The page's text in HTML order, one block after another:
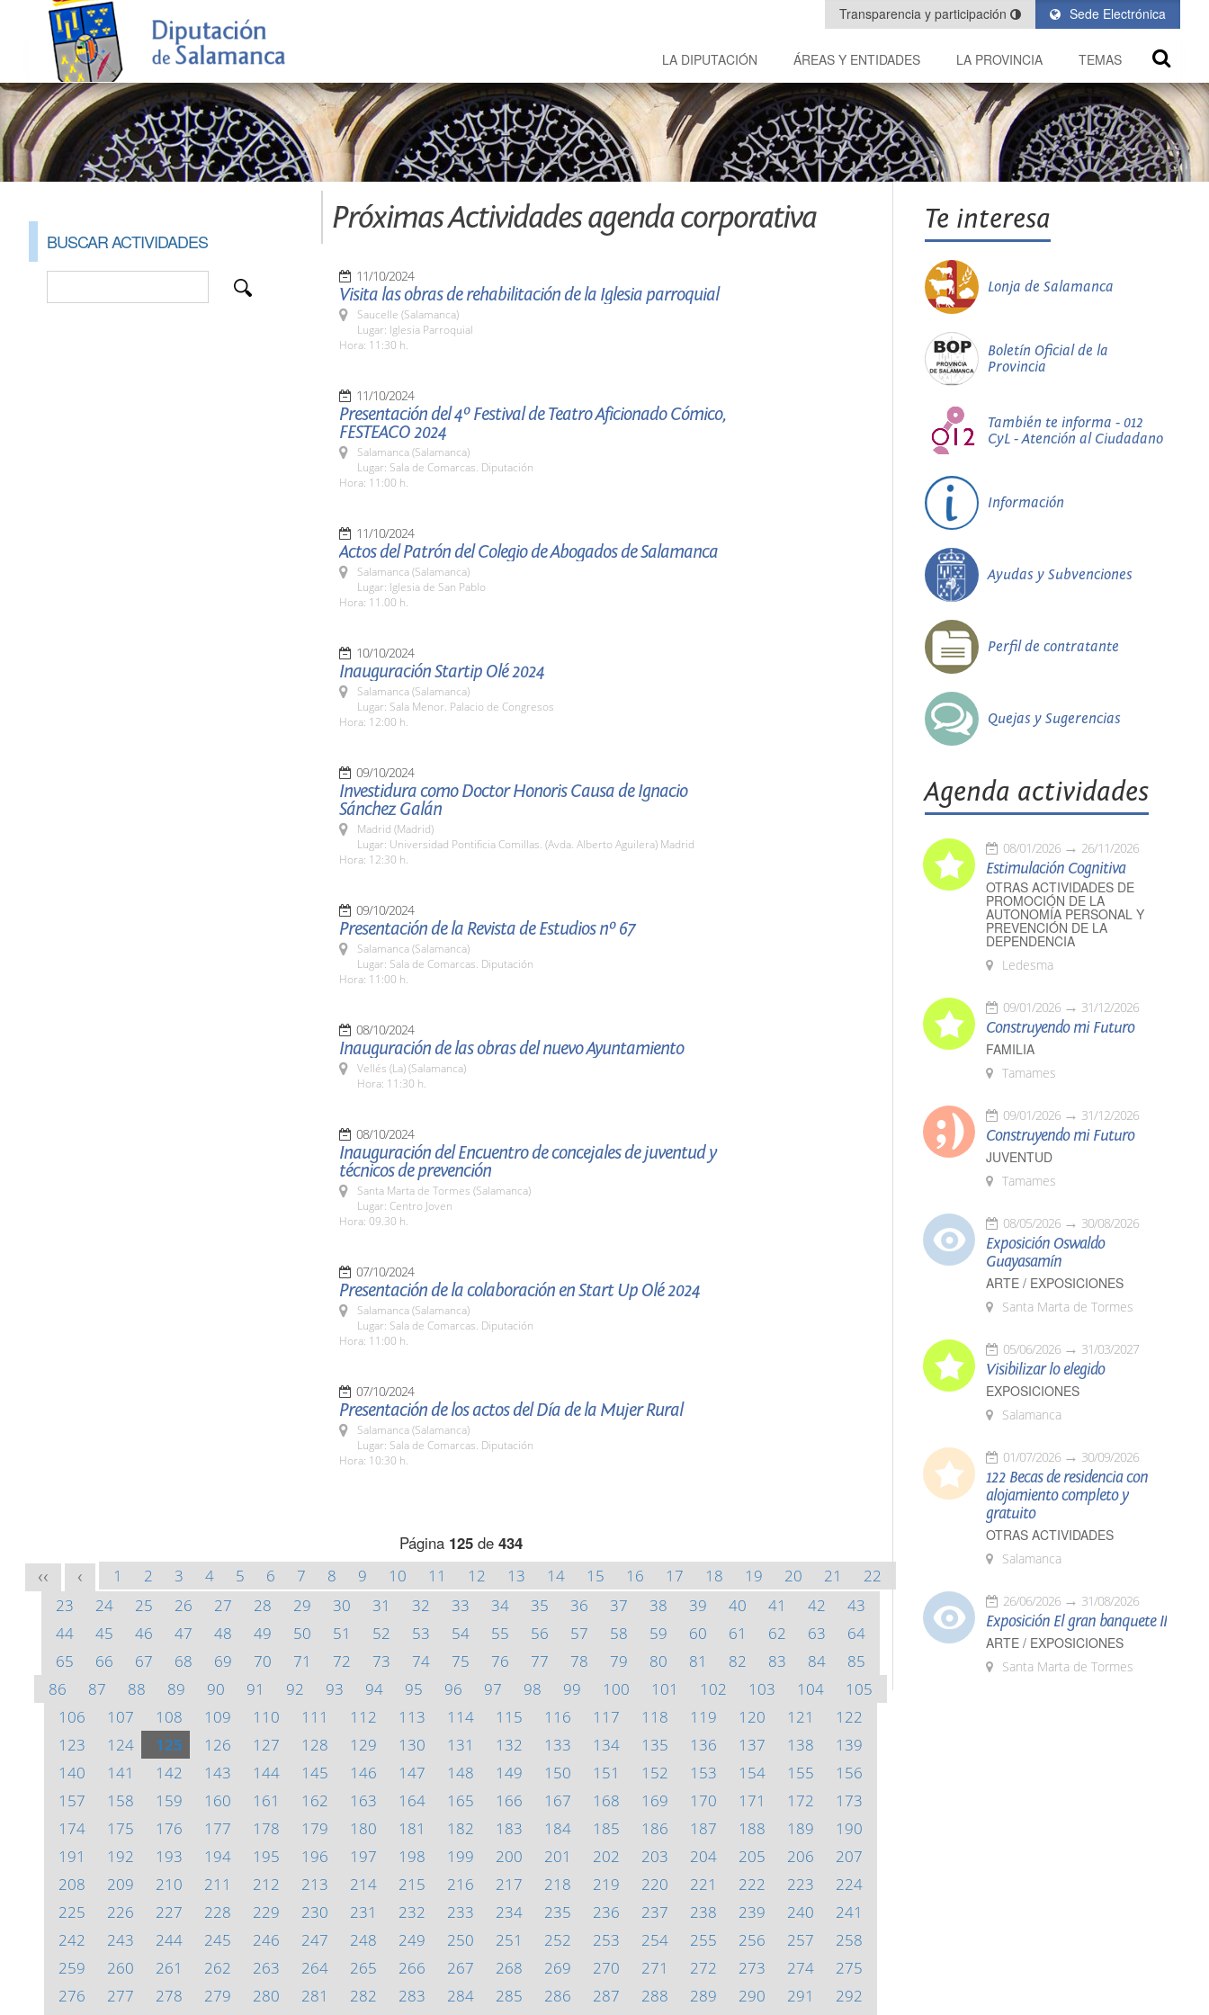
Sede Electrónica
Transparencia y participación
LA DIPUTACIÓN ÁREAS Y ENTIDADES LA PROVINCIA TEMAS
BUSCAR ACTIVIDADES
Próximas Actividades agenda corporativa
11/10/2024
Visita las obras de rehabilitación de la Iglesia parroquial
Saucelle (Salamanca)
Lugar: Iglesia Parroquial
Hora: 11:30 h.
11/10/2024
Presentación del 4º Festival de Teatro Aficionado Cómico,
FESTEACO 2024
Salamanca (Salamanca)
Lugar: Sala de Comarcas. Diputación
Hora: 11:00 h.
11/10/2024
Actos del Patrón del Colegio de Abogados de Salamanca
Salamanca (Salamanca)
Lugar: Iglesia de San Pablo
Hora: 11.00 h.
10/10/2024
Inauguración Startip Olé 2024
Salamanca (Salamanca)
Lugar: Sala Menor. Palacio de Congresos
Hora: 12:00 h.
09/10/2024
Investidura como Doctor Honoris Causa de Ignacio
Sánchez Galán
Madrid (Madrid)
Lugar: Universidad Pontificia Comillas. (Avda. Alberto Aguilera) Madrid
Hora: 12:30 h.
09/10/2024
Presentación de la Revista de Estudios nº 67
Salamanca (Salamanca)
Lugar: Sala de Comarcas. Diputación
Hora: 11:00 h.
08/10/2024
Inauguración de las obras del nuevo Ayuntamiento
Vellés (La) (Salamanca)
Hora: 11:30 h.
08/10/2024
Inauguración del Encuentro de concejales de juventud y
técnicos de prevención
Santa Marta de Tormes (Salamanca)
Lugar: Centro Joven
Hora: 09.30 h.
07/10/2024
Presentación de la colaboración en Start Up Olé 2024
Salamanca (Salamanca)
Lugar: Sala de Comarcas. Diputación
Hora: 11:00 h.
07/10/2024
Presentación de los actos del Día de la Mujer Rural
Salamanca (Salamanca)
Lugar: Sala de Comarcas. Diputación
Hora: 10:30 h.
Página 125de 434
<< < 1 2 3 4 5 6 7 8 9 10 11 12 13 14 15 16 17 18 19 20 21
22
23
24 25 26 27 28 29 30 31 32 33 34 35 36 37 38 39 40 41 42
43
44
45 46 47 48 49 50 51 52 53 54 55 56 57 58 59 60 61 62 63
64
65
66 67 68 69 70 71 72 73 74 75 76 77 78 79 80 81 82 83 84
85
86
87 88 89 90 91 92 93 94 95 96 97 98 99 100 101 102 103 104
105
106
107 108 109 110 111 112 113 114 115 116 117 118 119 120 121
122
123
124 125 126 127 128 129 130 131 132 133 134 135 136 137 138
139
140
141 142 143 144 145 146 147 148 149 150 151 152 153 154 155
156
157
158 159 160 161 162 163 164 165 166 167 168 169 170 171 172
173
174
175 176 177 178 179 180 181 182 183 184 185 186 187 188 189
190
191
192 193 194 195 196 197 198 199 200 201 202 203 204 205 206
207
208
209 210 211 212 213 214 215 216 217 218 219 220 221 222 223
224
225
226 227 228 229 230 231 232 233 234 235 236 237 238 239 240
241
242
243 244 245 246 247 248 249 250 251 252 253 254 255 256 257
258
259
260 261 262 263 264 265 266 267 268 269 270 271 272 273 274
275
276
277 278 279 280 281 282 283 284 285 286 287 288 289 290 291
292
Te interesa
Lonja de Salamanca
Boletín Oficial de la
Provincia
También te informa - 012
CyL - Atención al Ciudadano
Información
Ayudas y Subvenciones
Perfil de contratante
Quejas y Sugerencias
Agenda actividades
08/01/2026 26/11/2026
Estimulación Cognitiva
OTRAS ACTIVIDADES DE
PROMOCIÓN DE LA
AUTONOMÍA PERSONAL Y
PREVENCIÓN DE LA
DEPENDENCIA
Ledesma
09/01/2026 31/12/2026
Construyendo mi Futuro
FAMILIA
Tamames
09/01/2026 31/12/2026
Construyendo mi Futuro
JUVENTUD
Tamames
08/05/2026 30/08/2026
Exposición Oswaldo
Guayasamín
ARTE / EXPOSICIONES
Santa Marta de Tormes
05/06/2026 31/03/2027
Visibilizar lo elegido
EXPOSICIONES
Salamanca
01/07/2026 30/09/2026
122 Becas de residencia con
alojamiento completo y
gratuito
OTRAS ACTIVIDADES
Salamanca
26/06/2026 31/08/2026
Exposición El gran banquete II
ARTE / EXPOSICIONES
Santa Marta de Tormes